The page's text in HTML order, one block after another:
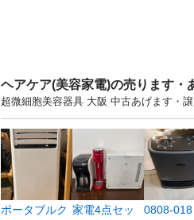
ヘアケア(美容家電)の売ります・
超微細胞美容器具 大阪 中古あげます・
ポータブルク 家電4点セッ
0808-018